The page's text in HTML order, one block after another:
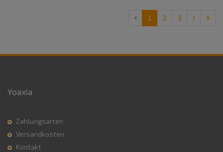
1 2 3
Yoaxia
Zahlungsarten
Versandkosten
Kontakt